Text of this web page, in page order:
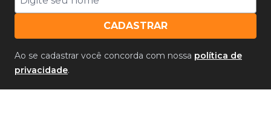
CADASTRAR
Ao se cadastrar você concorda com nossa política de
privacidade.